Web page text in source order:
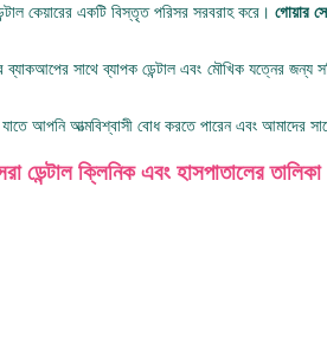
কেয়ারের একটি বিস্তৃত পরিসর সরবরাহ করে। গোয়ার
ব্যাকআপের সাথে ব্যাপক ডেন্টাল এবং মৌখিক যত্নের
আপনি আত্মবিশ্বাসী বোধ করতে পারেন এবং আমাদের
ডেন্টাল ক্লিনিক এবং হাসপাতালের তালিকা